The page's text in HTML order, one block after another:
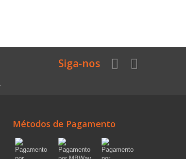
Siga-nos
Métodos de Pagamento